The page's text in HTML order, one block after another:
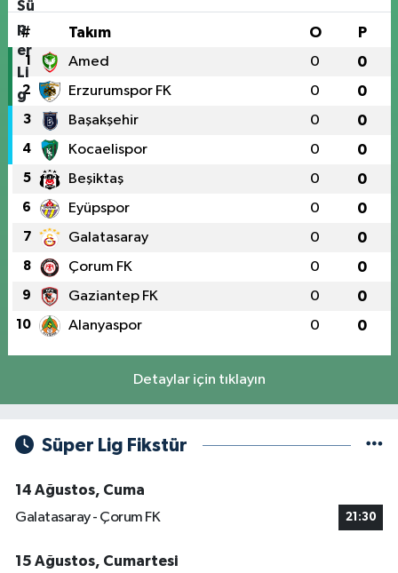
# Takım O P
1 Amed 0 0
2 Erzurumspor FK 0 0
3 Başakşehir 0 0
4 Kocaelispor 0 0
5 Beşiktaş 0 0
6 Eyüpspor 0 0
7 Galatasaray 0 0
8 Çorum FK 0 0
9 Gaziantep FK 0 0
10 Alanyaspor 0 0
Detaylar için tıklayın
Süper Lig Fikstür
14 Ağustos, Cuma
Galatasaray - Çorum FK
21:30
15 Ağustos, Cumartesi